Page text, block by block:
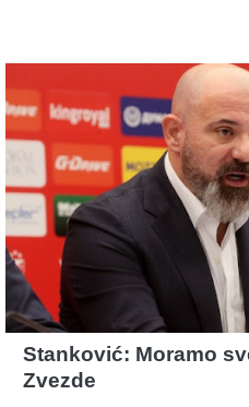
Stanković: Moramo
Zvezde